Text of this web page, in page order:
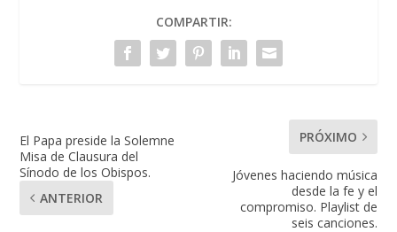
COMPARTIR:
El Papa preside la Solemne
Misa de Clausura del
Sínodo de los Obispos.
ANTERIOR
PRÓXIMO
Jóvenes haciendo música
desde la fe y el
compromiso. Playlist de
seis canciones.